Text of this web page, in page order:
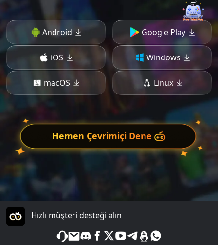
Hemen Çevrimiçi Dene
Android Google Play
iOS Windows
macOS Linux
Hızlı müşteri desteği alın